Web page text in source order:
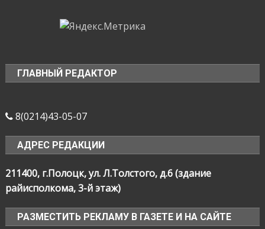
ГЛАВНЫЙ РЕДАКТОР
8(0214)43-05-07
АДРЕС РЕДАКЦИИ
211400, г.Полоцк, ул. Л.Толстого, д.6 (здание
райисполкома, 3-й этаж)
РАЗМЕСТИТЬ РЕКЛАМУ В ГАЗЕТЕ И НА САЙТЕ